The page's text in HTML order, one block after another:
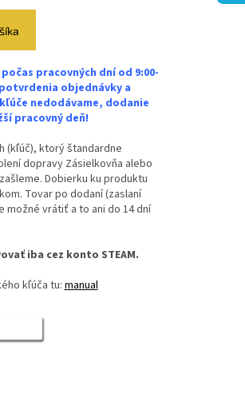
pracovných dní od 9:00-
objednávky a
nedodávame, dodanie
pracovný deň!
(kľúč), ktorý štandardne
dopravy Zásielkovňa alebo
Dobierku ku produktu
Tovar po dodaní (zaslaní
možné vrátiť a to ani do 14 dní
iba cez konto STEAM.
kľúča tu:manual